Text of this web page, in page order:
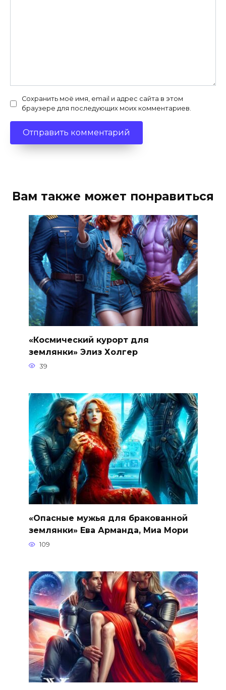
Сохранить моё имя, email и адрес сайта в этом
браузере для последующих моих комментариев.
Вам также может понравиться
«Космический курорт для
землянки» Элиз Холгер
39
«Опасные мужья для бракованной
землянки» Ева Арманда, Миа Мори
109